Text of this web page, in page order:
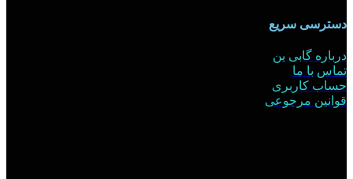
دسترسی سریع
درباره گابی ین
تماس با ما
حساب کاربری
قوانین مرجوعی